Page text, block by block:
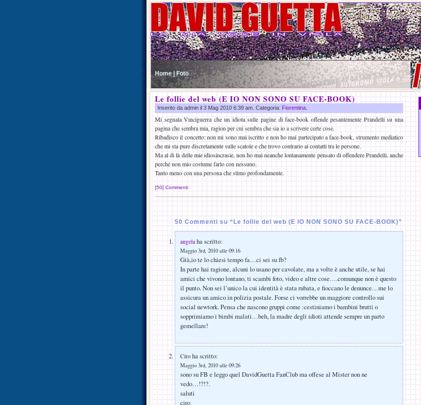
Home | Foto
Le follie del web (E IO NON SONO SU FACE-BOOK)
Inserito da admin il 3 Mag 2010 6:39 am. Categoria: Fiorentina
Mi segnala Vinciguerra che un idiota sulle pagine di face-book offende pesantemente Prandelli su una
pagina che sembra mia, ragion per cui sembra che sia io a scrivere certe cose.
Ribadisco il concetto: non mi sono mai iscritto e non ho mai partecipato a face-book, strumento mediatico
che mi sta pure discretamente sulle scatole e che trovo contrario ai contatti tra le persone.
Ma al di là delle mie idiosincrasie, non ho mai neanche lontanamente pensato di offendere Prandelli, anche
perché non mio costume farlo con nessuno.
Tanto meno con una persona che stimo profondamente.
[50] Commenti
50 Commenti su “Le follie del web (E IO NON SONO SU FACE-BOOK)”
angela ha scritto:
Maggio 3rd, 2010 alle 09:16
Già,io te lo chiesi tempo fa…ci sei su fb?
In parte hai ragione, alcuni lo usano per cavolate, ma a volte è anche utile, se hai
amici che vivono lontano, ti scambi foto, video e altre cose….comunque non è questo
il punto. Non sei l’unico la cui identità è stata rubata, e fioccano le denunce…me lo
assicura un amico in polizia postale. Forse ci vorrebbe un maggiore controllo sui
social newtork. Pensa che nascono gruppi come :cestiniamo i bambini brutti o
sopprimiamo i bimbi malati…beh, la madre degli idioti attende sempre un parto
gemellare!
Ciro ha scritto:
Maggio 3rd, 2010 alle 09:26
sono su FB e leggo quel DavidGuetta FanClub ma offese al Mister non ne
vedo…!?!?.
saluti
ciro